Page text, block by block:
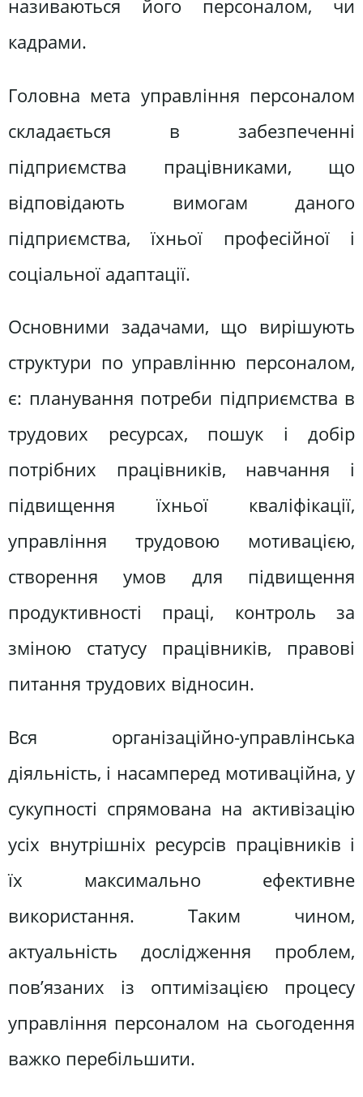
називаються його персоналом, чи
кадрами.
Головна мета управління персоналом
складається в забезпеченні
підприємства працівниками, що
відповідають вимогам даного
підприємства, їхньої професійної і
соціальної адаптації.
Основними задачами, що вирішують
структури по управлінню персоналом,
є: планування потреби підприємства в
трудових ресурсах, пошук і добір
потрібних працівників, навчання і
підвищення їхньої кваліфікації,
управління трудовою мотивацією,
створення умов для підвищення
продуктивності праці, контроль за
зміною статусу працівників, правові
питання трудових відносин.
Вся організаційно-управлінська
діяльність, і насамперед мотиваційна, у
сукупності спрямована на активізацію
усіх внутрішніх ресурсів працівників і
їх максимально ефективне
використання. Таким чином,
актуальність дослідження проблем,
пов’язаних із оптимізацією процесу
управління персоналом на сьогодення
важко перебільшити.